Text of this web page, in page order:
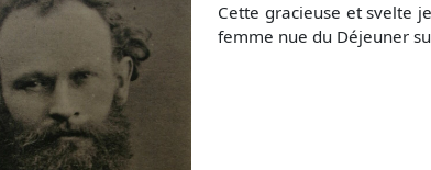
Cette gracieuse et svelte
femme nue du Déjeuner